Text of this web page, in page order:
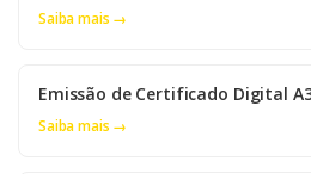
Saiba mais →
Emissão de Certificado Digital
Saiba mais →